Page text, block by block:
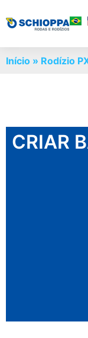
Início » Rodízio
CRIAR